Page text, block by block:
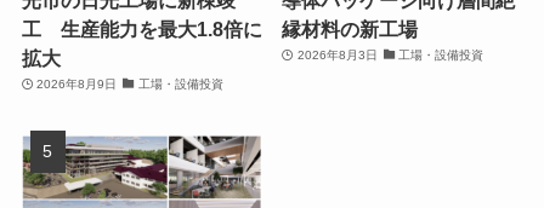
工 生産能力を最大1.8倍に
拡大
2026年8月9日 工場・設備投資
縁材料の新工場
2026年8月3日 工場・設備投資